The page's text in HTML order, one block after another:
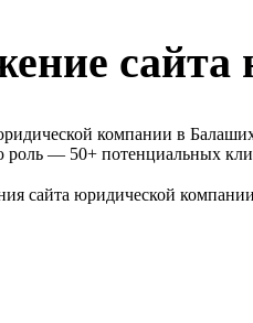
компании в
роль — 50+ потенциальных
сайта юридической